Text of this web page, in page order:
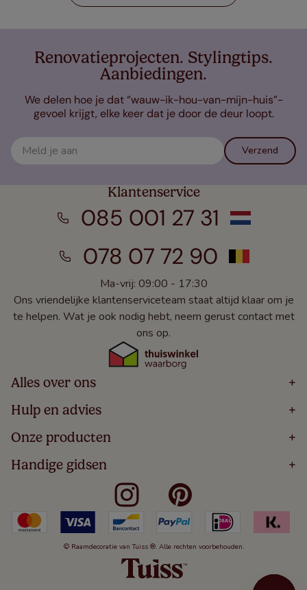
Renovatieprojecten. Stylingtips.
Aanbiedingen.
We delen hoe je dat “wauw-ik-hou-van-mijn-huis”-
gevoel krijgt, elke keer dat je door de deur loopt.
Verzend
Klantenservice
085 001 27 31
078 07 72 90
Ma-vrij: 09:00 - 17:30
Ons vriendelijke klantenserviceteam staat altijd klaar om je
te helpen. Wat je ook nodig hebt, neem gerust contact met
ons op.
Alles over ons +
Home
Over
Bestellen
Winacties
Veelgestelde Vragen
Hulp en advies +
Volg Je Bestelling
Levering
5 Jaar Garantie
Algemene Voorwaarden
Kindveiligheid
Cookies
Herroepingsrecht
Onze producten +
Houten Jaloezieën
Rolgordijnen
Verticale Jaloezieën
Duo Rolgordijnen
Duo Plisségordijnen
Handige gidsen +
Meten Voor Raamdecoratie
Badkamer Raamdecoratie
Slaapkamer Raamdecoratie
Keuken Raamdecoratie
De Jaloezieën Gids
Jaloezieënwoordenboek
© Raamdecoratie van Tuiss ®. Alle rechten voorbehouden.